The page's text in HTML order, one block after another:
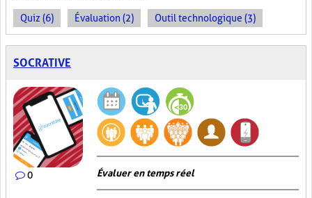
Quiz (6) Évaluation (2) Outil technologique (3)
SOCRATIVE
0 Évaluer en temps réel